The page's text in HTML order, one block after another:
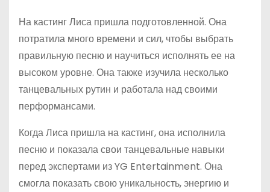
На кастинг Лиса пришла подготовленной. Она
потратила много времени и сил, чтобы выбрать
правильную песню и научиться исполнять ее на
высоком уровне. Она также изучила несколько
танцевальных рутин и работала над своими
перформансами.
Когда Лиса пришла на кастинг, она исполнила
песню и показала свои танцевальные навыки
перед экспертами из YG Entertainment. Она
смогла показать свою уникальность, энергию и